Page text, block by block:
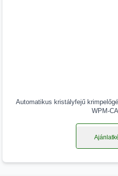
Automatikus kristályfejű
WPM-